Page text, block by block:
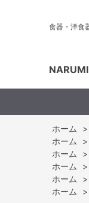
食器・洋食
ホーム >
ホーム
>
ホーム
>
ホーム
>
ホーム
>
ホーム
>